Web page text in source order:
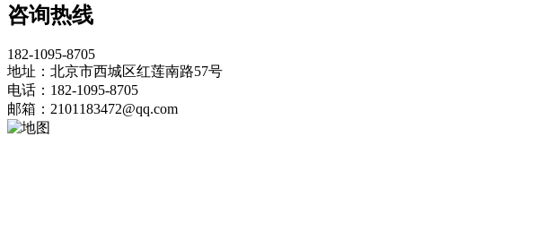
咨询热线
182-1095-8705
地址：北京市西城区红莲南路57号
电话：182-1095-8705
邮箱：2101183472@qq.com